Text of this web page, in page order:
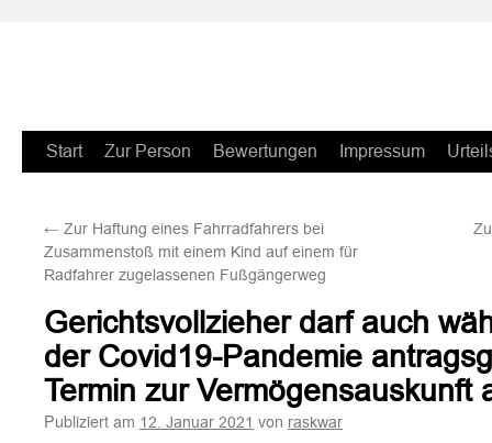
Zum
springen
Start Zur Person Bewertungen Impressum
← Zur Haftung eines Fahrradfahrers bei
Zusammenstoß mit einem Kind auf einem für
Radfahrer zugelassenen Fußgängerweg
Gerichtsvollzieher darf auch
der Covid19-Pandemie
Termin zur Vermögensauskunft
Publiziert am 12. Januar 2021 von raskwar